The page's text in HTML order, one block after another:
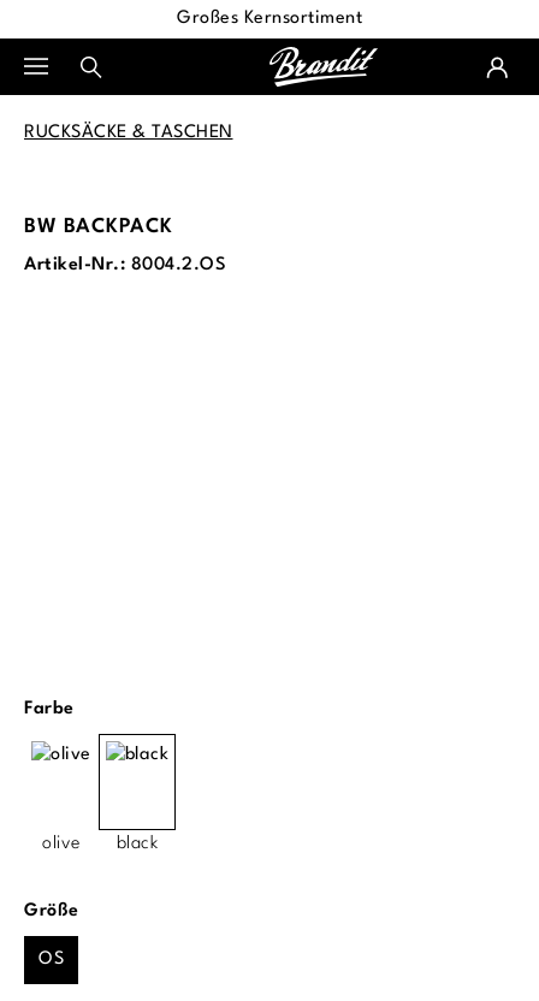
Großes Kernsortiment
RUCKSÄCKE & TASCHEN
BW BACKPACK
Artikel-Nr.: 8004.2.OS
Farbeauswählen
olive black
Größeauswählen
OS